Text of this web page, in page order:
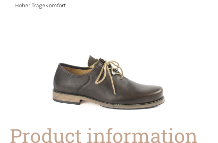
Hoher Tragekomfort
Product information